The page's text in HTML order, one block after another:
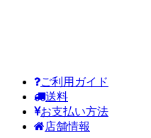
ご利用ガイド
送料
お支払い方法
店舗情報